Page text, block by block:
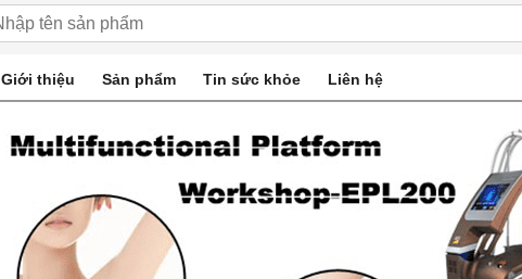
Giới thiệu Sản phẩm Tin sức khỏe Liên hệ